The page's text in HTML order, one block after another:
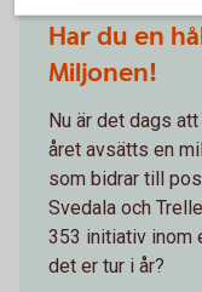
Har du en
Miljonen!
Nu är det dags
året avsätts en
som bidrar till
Svedala och
353 initiativ inom
det er tur i år?